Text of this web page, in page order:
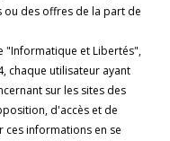
des offres de la part de
"Informatique et Libertés",
chaque utilisateur ayant
sur les sites des
d'accès et de
informations en se